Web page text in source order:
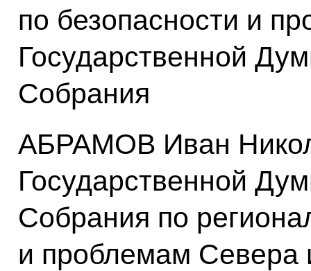
по безопасности и
Государственной
Собрания
АБРАМОВ Иван
Государственной
Собрания по
и проблемам Севера